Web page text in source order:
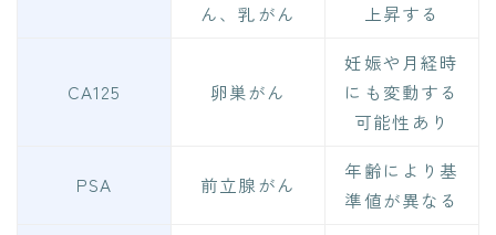
ん、乳がん
上昇する
CA125 卵巣がん
妊娠や月経時
にも変動する
可能性あり
PSA 前立腺がん
年齢により基
準値が異なる